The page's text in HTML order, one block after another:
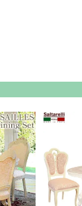
ード
飾
ド